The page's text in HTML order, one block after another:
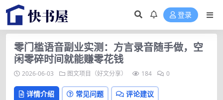
登录
零门槛语音副业实测：方言录音随手做，空
闲零碎时间就能赚零花钱
2026-06-03 图文项目（好文分享） 184 0
详情介绍 常见问题 评论建议